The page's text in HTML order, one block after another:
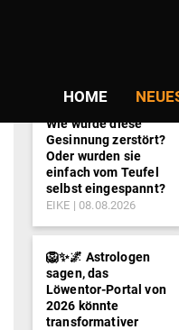
HOME
Wie wurde diese
Gesinnung zerstört?
Oder wurden sie
einfach vom Teufel
selbst eingespannt?
EIKE 08.08.2026
🦁✨🌌 Astrologen
sagen, das
Löwentor-Portal von
2026 könnte
transformativer